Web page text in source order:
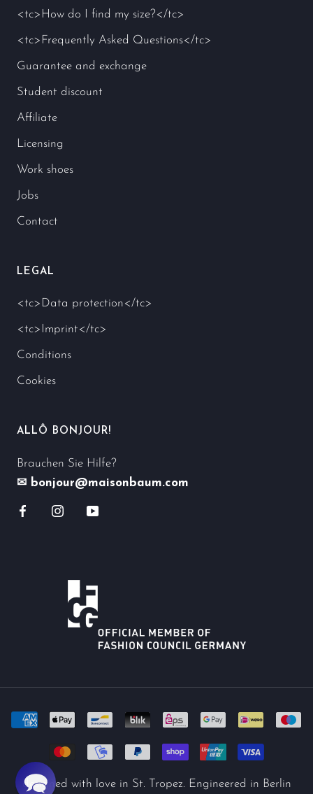
<tc>How do I find my size?</tc>
<tc>Frequently Asked Questions</tc>
Guarantee and exchange
Student discount
Affiliate
Licensing
Work shoes
Jobs
Contact
LEGAL
<tc>Data protection</tc>
<tc>Imprint</tc>
Conditions
Cookies
ALLÔ BONJOUR!
Brauchen Sie Hilfe?
✉ bonjour@maisonbaum.com
designed with love in St. Tropez. Engineered in Berlin